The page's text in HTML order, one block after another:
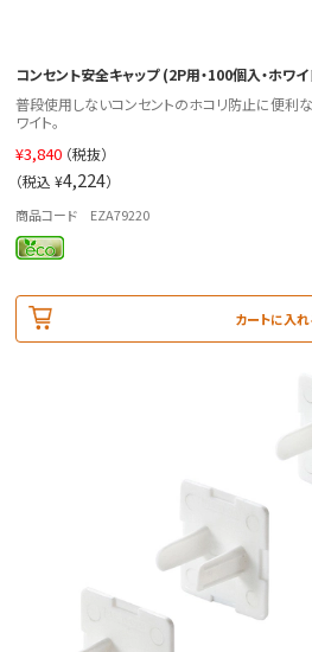
コンセント安全キャップ (2P用・100個入・ホワ
普段使用しないコンセントのホコリ防止に便利な
ワイト。
¥3,840 （税抜）
（税込 ¥4,224）
商品コード EZA79220
カートに入れ